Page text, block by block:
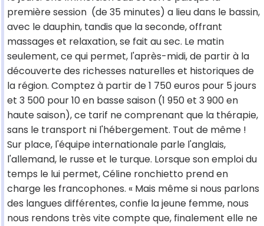
première session (de 35 minutes) a lieu dans le bassin,
avec le dauphin, tandis que la seconde, offrant
massages et relaxation, se fait au sec. Le matin
seulement, ce qui permet, l'après-midi, de partir à la
découverte des richesses naturelles et historiques de
la région. Comptez à partir de 1 750 euros pour 5 jours
et 3 500 pour 10 en basse saison (1 950 et 3 900 en
haute saison), ce tarif ne comprenant que la thérapie,
sans le transport ni l'hébergement. Tout de même !
Sur place, l'équipe internationale parle l'anglais,
l'allemand, le russe et le turque. Lorsque son emploi du
temps le lui permet, Céline ronchietto prend en
charge les francophones. « Mais même si nous parlons
des langues différentes, confie la jeune femme, nous
nous rendons très vite compte que, finalement elle ne